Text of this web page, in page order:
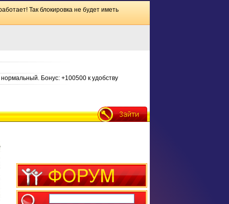
Так блокировка не будет иметь
Бонус: +100500 к удобству